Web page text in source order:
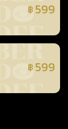
฿ 599
฿ 599